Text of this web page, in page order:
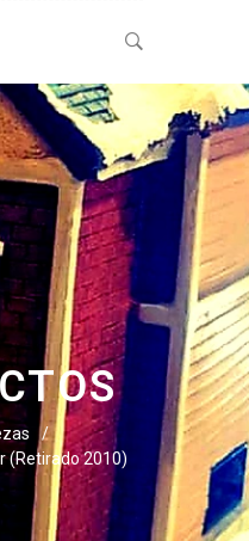
/
(Retirado 2010)